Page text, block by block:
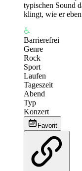
typischen Sound
klingt, wie er
Barrierefrei
Genre
Rock
Sport
Laufen
Tageszeit
Abend
Typ
Konzert
Favorit